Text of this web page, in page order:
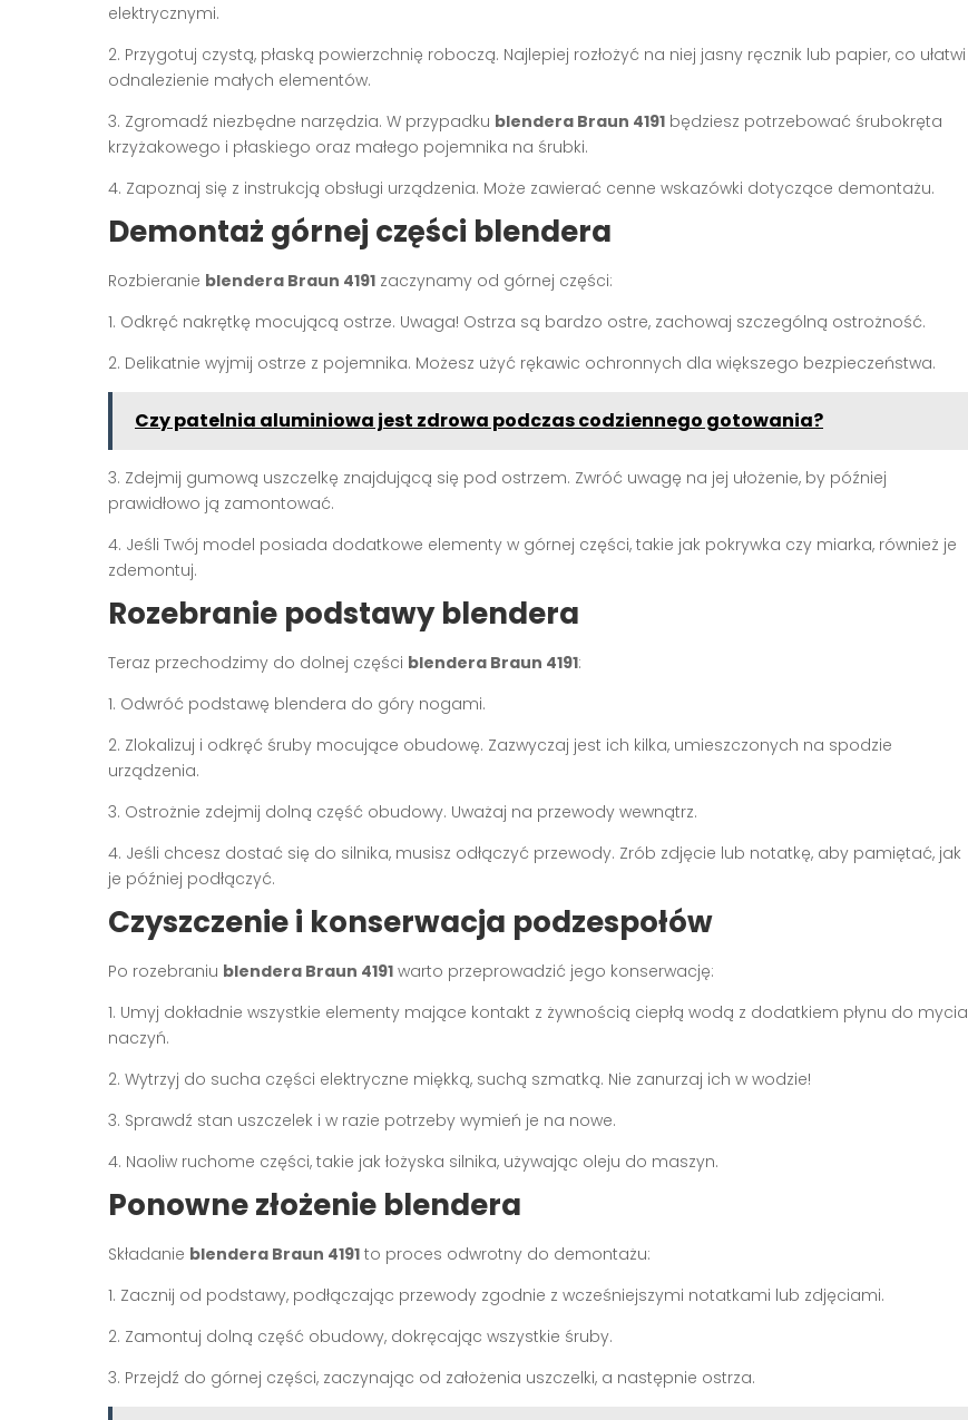
elektrycznymi.
2. Przygotuj czystą, płaską powierzchnię roboczą. Najlepiej rozłożyć na niej jasny ręcznik lub papier, co ułatwi
odnalezienie małych elementów.
3. Zgromadź niezbędne narzędzia. W przypadku blendera Braun 4191 będziesz potrzebować śrubokręta
krzyżakowego i płaskiego oraz małego pojemnika na śrubki.
4. Zapoznaj się z instrukcją obsługi urządzenia. Może zawierać cenne wskazówki dotyczące demontażu.
Demontaż górnej części blendera
Rozbieranie blendera Braun 4191 zaczynamy od górnej części:
1. Odkręć nakrętkę mocującą ostrze. Uwaga! Ostrza są bardzo ostre, zachowaj szczególną ostrożność.
2. Delikatnie wyjmij ostrze z pojemnika. Możesz użyć rękawic ochronnych dla większego bezpieczeństwa.
Czy patelnia aluminiowa jest zdrowa podczas codziennego gotowania?
3. Zdejmij gumową uszczelkę znajdującą się pod ostrzem. Zwróć uwagę na jej ułożenie, by później
prawidłowo ją zamontować.
4. Jeśli Twój model posiada dodatkowe elementy w górnej części, takie jak pokrywka czy miarka, również je
zdemontuj.
Rozebranie podstawy blendera
Teraz przechodzimy do dolnej części blendera Braun 4191:
1. Odwróć podstawę blendera do góry nogami.
2. Zlokalizuj i odkręć śruby mocujące obudowę. Zazwyczaj jest ich kilka, umieszczonych na spodzie
urządzenia.
3. Ostrożnie zdejmij dolną część obudowy. Uważaj na przewody wewnątrz.
4. Jeśli chcesz dostać się do silnika, musisz odłączyć przewody. Zrób zdjęcie lub notatkę, aby pamiętać, jak
je później podłączyć.
Czyszczenie i konserwacja podzespołów
Po rozebraniu blendera Braun 4191 warto przeprowadzić jego konserwację:
1. Umyj dokładnie wszystkie elementy mające kontakt z żywnością ciepłą wodą z dodatkiem płynu do mycia
naczyń.
2. Wytrzyj do sucha części elektryczne miękką, suchą szmatką. Nie zanurzaj ich w wodzie!
3. Sprawdź stan uszczelek i w razie potrzeby wymień je na nowe.
4. Naoliw ruchome części, takie jak łożyska silnika, używając oleju do maszyn.
Ponowne złożenie blendera
Składanie blendera Braun 4191 to proces odwrotny do demontażu:
1. Zacznij od podstawy, podłączając przewody zgodnie z wcześniejszymi notatkami lub zdjęciami.
2. Zamontuj dolną część obudowy, dokręcając wszystkie śruby.
3. Przejdź do górnej części, zaczynając od założenia uszczelki, a następnie ostrza.